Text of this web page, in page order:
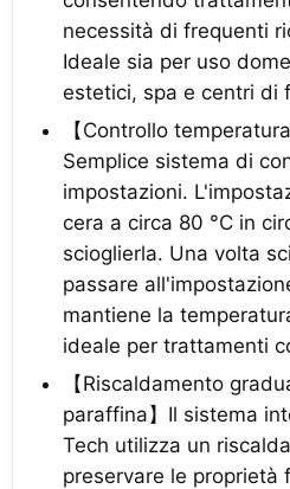
necessità di frequenti
Ideale sia per uso
estetici, spa e centri di
【Controllo
Semplice sistema di
impostazioni.
cera a circa 80 °C in
scioglierla. Una volta
passare
mantiene la
ideale per trattamenti
【Riscaldamento
paraffina】Il sistema
Tech utilizza un
preservare le proprietà